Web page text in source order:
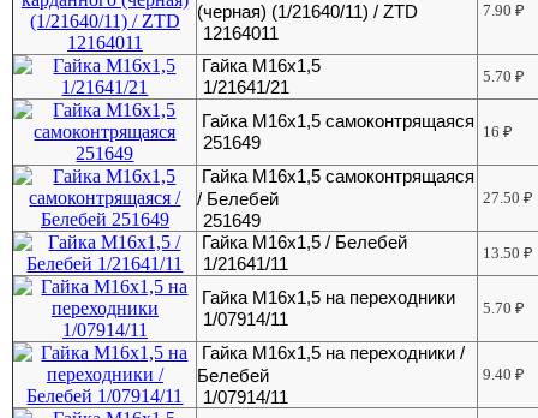
(черная) (1/21640/11) / ZTD
12164011
7.90₽
Гайка М16х1,5
1/21641/21
5.70₽
Гайка М16х1,5 самоконтрящаяся
251649
16₽
Гайка М16х1,5 самоконтрящаяся
/ Белебей
251649
27.50₽
Гайка М16х1,5 / Белебей
1/21641/11
13.50₽
Гайка М16х1,5 на переходники
1/07914/11
5.70₽
Гайка М16х1,5 на переходники /
Белебей
1/07914/11
9.40₽